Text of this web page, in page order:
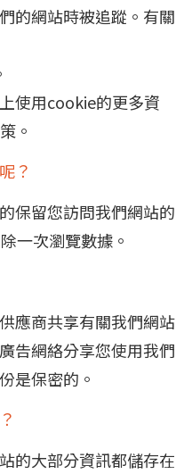
的網站時被追蹤。有關
使用cookie的更多資
。
？
保留您訪問我們網站的
一次瀏覽數據。
應商共享有關我們網站
告網絡分享您使用我們
是保密的。
的大部分資訊都儲存在